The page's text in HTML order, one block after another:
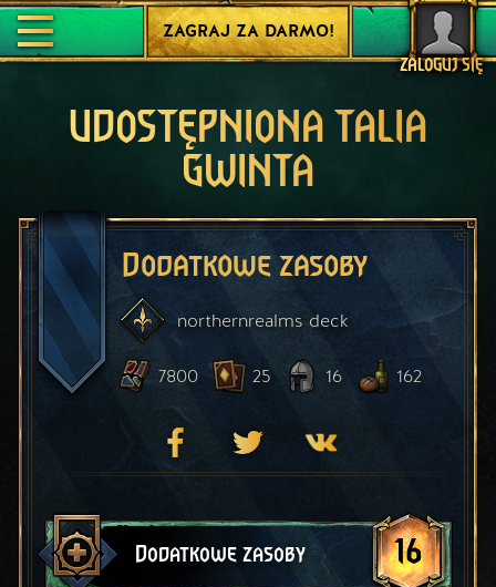
ZALOGUJ SIĘ
ZAGRAJ ZA DARMO!
UDOSTĘPNIONA TALIA
GWINTA
Dodatkowe zasoby
northernrealmsdeck
7800 25 16 162
Dodatkowe zasoby 16